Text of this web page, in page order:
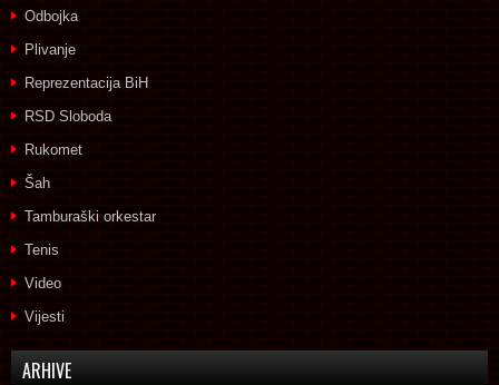
Odbojka
Plivanje
Reprezentacija BiH
RSD Sloboda
Rukomet
Šah
Tamburaški orkestar
Tenis
Video
Vijesti
ARHIVE